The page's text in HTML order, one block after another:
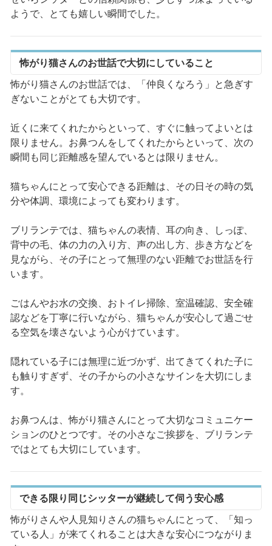
ようで、とても嬉しい瞬間でした。
怖がり猫さんのお世話で大切にしていること
怖がり猫さんのお世話では、「仲良くなろう」と急ぎす
ぎないことがとても大切です。
近くに来てくれたからといって、すぐに触ってよいとは
限りません。お鼻つんをしてくれたからといって、次の
瞬間も同じ距離感を望んでいるとは限りません。
猫ちゃんにとって安心できる距離は、その日その時の気
分や体調、環境によっても変わります。
ブリランテでは、猫ちゃんの表情、耳の向き、しっぽ、
背中の毛、体の力の入り方、声の出し方、歩き方などを
見ながら、その子にとって無理のない距離でお世話を行
います。
ごはんやお水の交換、おトイレ掃除、室温確認、安全確
認などを丁寧に行いながら、猫ちゃんが安心して過ごせ
る空気を壊さないよう心がけています。
隠れている子には無理に近づかず、出てきてくれた子に
も触りすぎず、その子からの小さなサインを大切にしま
す。
お鼻つんは、怖がり猫さんにとって大切なコミュニケー
ションのひとつです。その小さなご挨拶を、ブリランテ
ではとても大切にしています。
できる限り同じシッターが継続して伺う安心感
怖がりさんや人見知りさんの猫ちゃんにとって、「知っ
ている人」が来てくれることは大きな安心につながりま